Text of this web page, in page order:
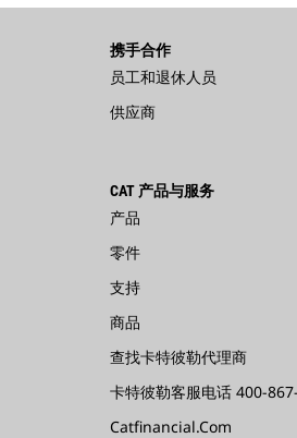
携手合作
员工和退休人员
供应商
CAT 产品与服务
产品
零件
支持
商品
查找卡特彼勒代理商
卡特彼勒客服电话 400-
Catfinancial.com